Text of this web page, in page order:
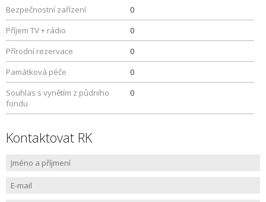
Bezpečnostní zařízení
0
Příjem TV + rádio
0
Přírodní rezervace
0
Památková péče
0
Souhlas s vynětím z půdního
fondu
0
Kontaktovat RK